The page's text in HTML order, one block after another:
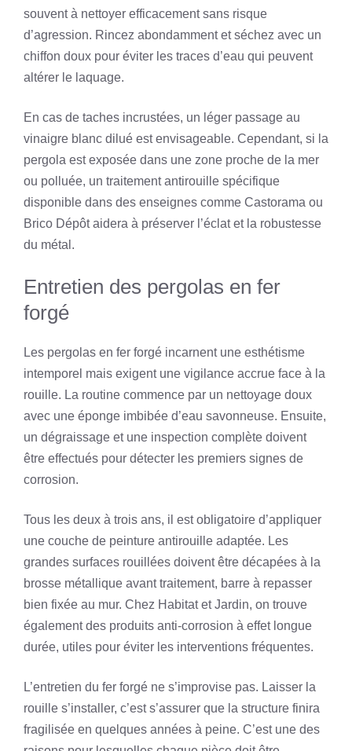
souvent à nettoyer efficacement sans risque
d’agression. Rincez abondamment et séchez avec un
chiffon doux pour éviter les traces d’eau qui peuvent
altérer le laquage.
En cas de taches incrustées, un léger passage au
vinaigre blanc dilué est envisageable. Cependant, si la
pergola est exposée dans une zone proche de la mer
ou polluée, un traitement antirouille spécifique
disponible dans des enseignes comme Castorama ou
Brico Dépôt aidera à préserver l’éclat et la robustesse
du métal.
Entretien des pergolas en fer
forgé
Les pergolas en fer forgé incarnent une esthétisme
intemporel mais exigent une vigilance accrue face à la
rouille. La routine commence par un nettoyage doux
avec une éponge imbibée d’eau savonneuse. Ensuite,
un dégraissage et une inspection complète doivent
être effectués pour détecter les premiers signes de
corrosion.
Tous les deux à trois ans, il est obligatoire d’appliquer
une couche de peinture antirouille adaptée. Les
grandes surfaces rouillées doivent être décapées à la
brosse métallique avant traitement, barre à repasser
bien fixée au mur. Chez Habitat et Jardin, on trouve
également des produits anti-corrosion à effet longue
durée, utiles pour éviter les interventions fréquentes.
L’entretien du fer forgé ne s’improvise pas. Laisser la
rouille s’installer, c’est s’assurer que la structure finira
fragilisée en quelques années à peine. C’est une des